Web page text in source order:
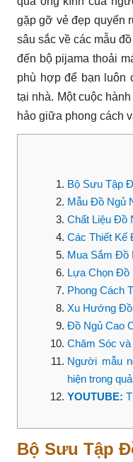
gặp gỡ vẻ đẹp quyến
sâu sắc về các mẫu
đến bộ pijama thoải
phù hợp để bạn luôn
tại nhà. Một cuộc
hảo giữa phong cách
Bộ Sưu Tập
Mẫu Đồ Ngủ
Chất Liệu Đồ
Các Thiết Kế
Mua Sắm Đồ
Lựa Chọn Đồ
Phong Cách
Xu Hướng
Đồ Ngủ Cao
Chăm Sóc
Người mẫu
hiện trong
YOUTUBE:
Bộ Sưu Tập